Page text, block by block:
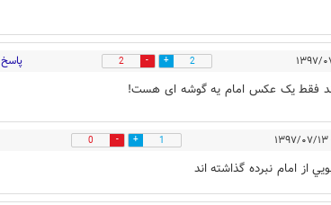
2
2 پاسخ
اند فقط یک عکس امام یه گوشه ای هست!
1
0
از امام نبرده گذاشته اند